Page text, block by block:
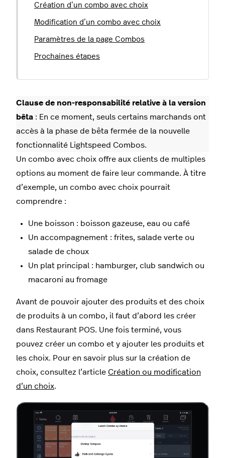
Création d’un combo avec choix
Modification d’un combo avec choix
Paramètres de la page Combos
Prochaines étapes
Clause de non-responsabilité relative à la version
bêta : En ce moment, seuls certains marchands ont
accès à la phase de bêta fermée de la nouvelle
fonctionnalité Lightspeed Combos.
Un combo avec choix offre aux clients de multiples
options au moment de faire leur commande. À titre
d’exemple, un combo avec choix pourrait
comprendre :
Une boisson : boisson gazeuse, eau ou café
Un accompagnement : frites, salade verte ou
salade de choux
Un plat principal : hamburger, club sandwich ou
macaroni au fromage
Avant de pouvoir ajouter des produits et des choix
de produits à un combo, il faut d’abord les créer
dans Restaurant POS. Une fois terminé, vous
pouvez créer un combo et y ajouter les produits et
les choix. Pour en savoir plus sur la création de
choix, consultez l’article Création ou modification
d’un choix.